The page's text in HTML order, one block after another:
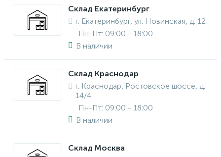
Склад Екатеринбург
г. Екатеринбург, ул. Новинская, д. 12
Пн-Пт: 09:00 - 18:00
В наличии
Склад Краснодар
г. Краснодар, Ростовское шоссе, д.
14/4
Пн-Пт: 09:00 - 18:00
В наличии
Склад Москва